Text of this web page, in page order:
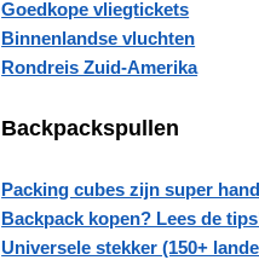
Goedkope vliegtickets
Binnenlandse vluchten
Rondreis Zuid-Amerika
Backpackspullen
Packing cubes zijn super
Backpack kopen? Lees de
Universele stekker (150+